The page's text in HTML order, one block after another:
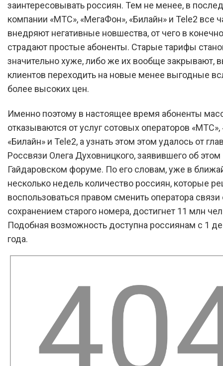
«Билайн» и Tele2
заинтересовывать россиян. Тем не менее, в
компании «МТС», «МегаФон», «Билайн» и Tele2 все
внедряют негативные новшества, от чего в
страдают простые абоненты. Старые тарифы
значительно хуже, либо же их вообще закрывают,
клиентов переходить на новые менее выгодные
более высоких цен.
Именно поэтому в настоящее время абоненты
отказываются от услуг сотовых операторов
«Билайн» и Tele2, а узнать этом этом удалось от
Россвязи Олега Духовницкого, заявившего об этом
Гайдаровском форуме. По его словам, уже в
несколько недель количество россиян, которые
воспользоваться правом сменить оператора связи
сохранением старого номера, достигнет 11 млн
Подобная возможность доступна россиянам с 1
года.